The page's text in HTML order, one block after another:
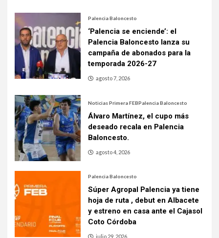
Palencia Baloncesto
‘Palencia se enciende’: el
Palencia Baloncesto lanza su
campaña de abonados para la
temporada 2026-27
agosto 7, 2026
Noticias Primera FEBPalencia Baloncesto
Álvaro Martínez, el cupo más
deseado recala en Palencia
Baloncesto.
agosto 4, 2026
Palencia Baloncesto
Súper Agropal Palencia ya tiene
hoja de ruta , debut en Albacete
y estreno en casa ante el Cajasol
Coto Córdoba
julio 29, 2026